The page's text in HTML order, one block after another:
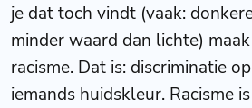
je dat toch vindt (vaak:
minder waard dan lichte)
racisme. Dat is: discriminatie
iemands huidskleur. Racisme